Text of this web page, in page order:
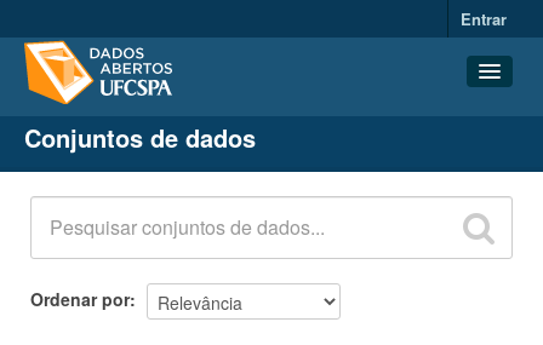
Entrar
Conjuntos de dados
Organizações
Grupos
Sobre
Conjuntos de dados
Ordenar por